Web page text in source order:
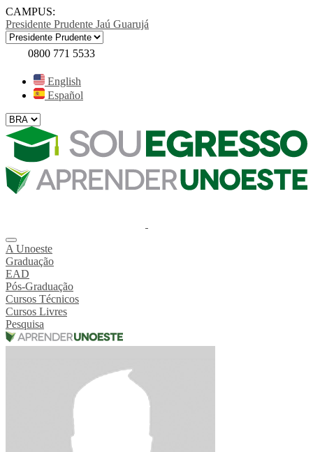
CAMPUS:
Presidente Prudente Jaú Guarujá
0800 771 5533
English
Español
A Unoeste
Graduação
EAD
Pós-Graduação
Cursos Técnicos
Cursos Livres
Pesquisa